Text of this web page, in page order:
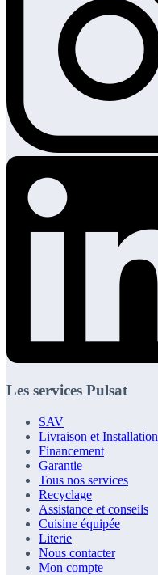
Les services Pulsat
SAV
Livraison et Installation
Financement
Garantie
Tous nos services
Recyclage
Assistance et conseils
Cuisine équipée
Literie
Nous contacter
Mon compte